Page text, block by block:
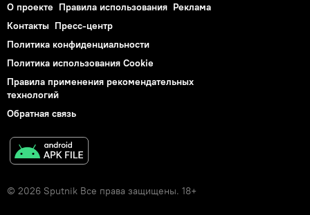
О проекте Правила использования Реклама
Контакты Пресс-центр
Политика конфиденциальности
Политика использования Cookie
Правила применения рекомендательных
технологий
Обратная связь
© 2026 Sputnik Все права защищены. 18+